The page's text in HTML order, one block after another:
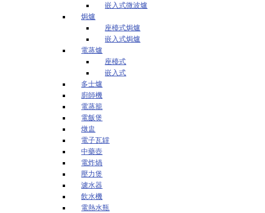
嵌入式微波爐
焗爐
座檯式焗爐
嵌入式焗爐
電蒸爐
座檯式
嵌入式
多士爐
廚師機
電蒸籠
電飯煲
燉盅
電子瓦罉
中藥壺
電炸煱
壓力煲
濾水器
飲水機
電熱水瓶